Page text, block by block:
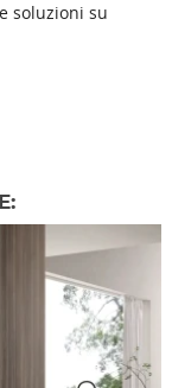
soluzioni su